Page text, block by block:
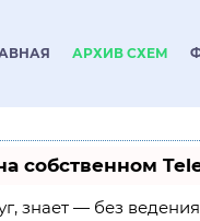
АРХИВ СХЕМ
собственном
знает — без